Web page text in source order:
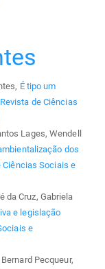
É tipo um
de Ciências
Lages, Wendell
dos
Ciências Sociais e
da Cruz, Gabriela
e legislação
e
Pecqueur,